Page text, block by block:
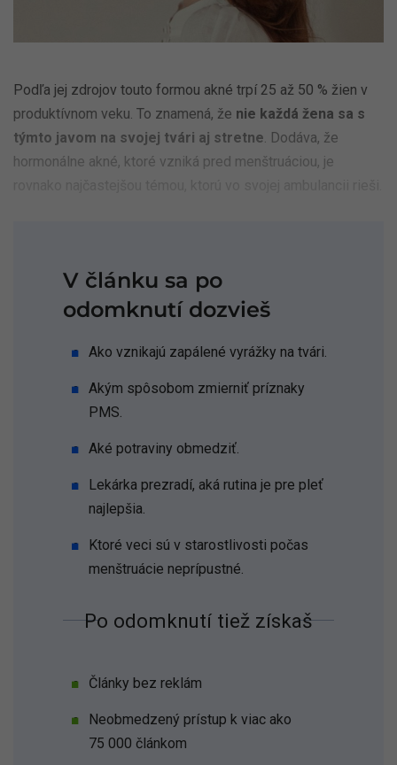
Podľa jej zdrojov touto formou akné trpí 25 až 50 % žien v
produktívnom veku. To znamená, že nie každá žena sa s
týmto javom na svojej tvári aj stretne . Dodáva, že
hormonálne akné, ktoré vzniká pred menštruáciou, je
V článku sa po
odomknutí dozvieš
Ako vznikajú zapálené vyrážky na tvári.
Akým spôsobom zmierniť príznaky
PMS.
Aké potraviny obmedziť.
Lekárka prezradí, aká rutina je pre pleť
najlepšia.
Ktoré veci sú v starostlivosti počas
menštruácie neprípustné.
Po odomknutí tiež získaš
Články bez reklám
Neobmedzený prístup k viac ako
75 000 článkom